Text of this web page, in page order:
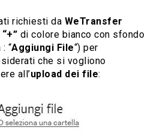
richiesti da WeTransfer
“+” di colore bianco con sfondo
“Aggiungi File“) per
che si vogliono
all’upload dei file: